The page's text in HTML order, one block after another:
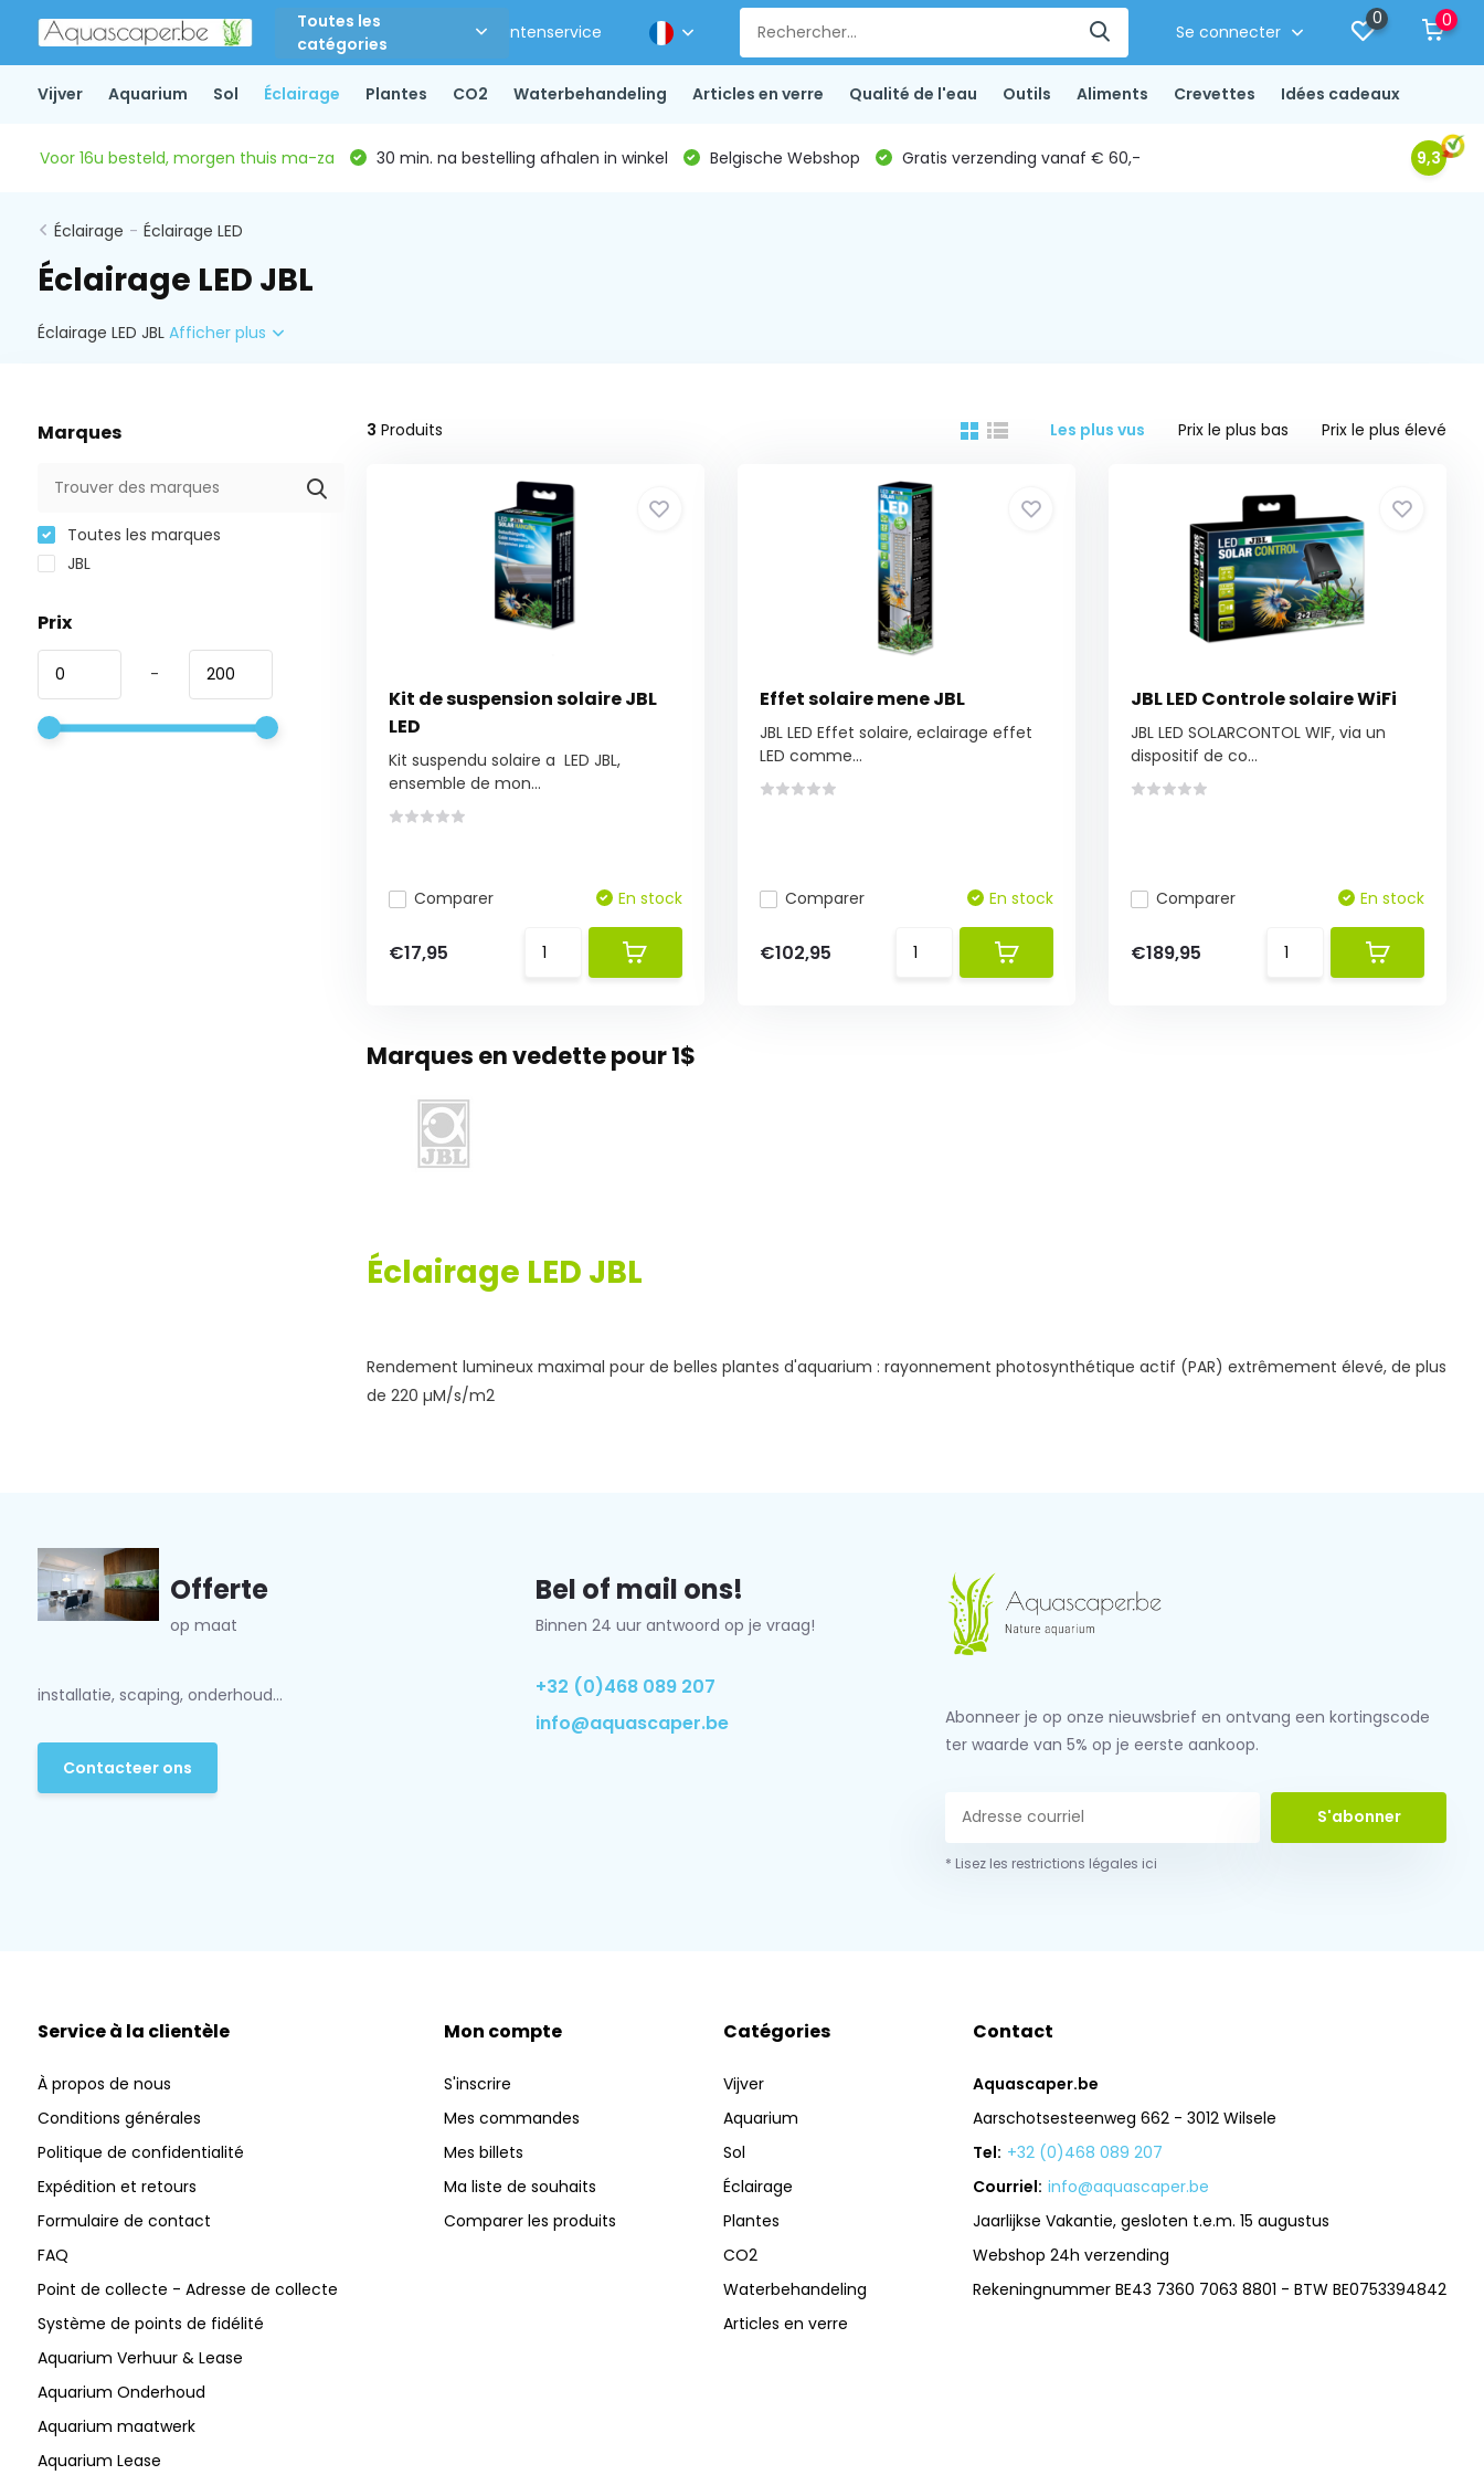
Toutes les
catégories
Klantenservice Se connecter
0 0
Vijver Aquarium Sol Éclairage Plantes CO2 Waterbehandeling Articles en verre Qualité de l'eau Outils Aliments Crevettes Idées cadeaux
Voor 16u besteld, morgen thuis ma-za 30 min. na bestelling afhalen in winkel Belgische Webshop Gratis verzending vanaf € 60,- 9,3
Éclairage - Éclairage LED
Éclairage LED JBL
Éclairage LED JBL Afficher plus
Marques
Toutes les marques
JBL
Prix
-
3 Produits Les plus vus Prix le plus bas Prix le plus élevé
Kit de suspension solaire JBL
LED
Kit suspendu solaire a LED JBL,
ensemble de mon...
Comparer En stock
€17,95
Effet solaire mene JBL
JBL LED Effet solaire, eclairage effet
LED comme...
Comparer En stock
€102,95
JBL LED Controle solaire WiFi
JBL LED SOLARCONTOL WIF, via un
dispositif de co...
Comparer En stock
€189,95
Marques en vedette pour 1$
Éclairage LED JBL
Rendement lumineux maximal pour de belles plantes d'aquarium : rayonnement photosynthétique actif (PAR) extrêmement élevé, de plus
de 220 µM/s/m2
Offerte
op maat
installatie, scaping, onderhoud...
Contacteer ons
Bel of mail ons!
Binnen 24 uur antwoord op je vraag!
+32 (0)468 089 207
info@aquascaper.be
Abonneer je op onze nieuwsbrief en ontvang een kortingscode
ter waarde van 5% op je eerste aankoop.
S'abonner
* Lisez les restrictions légales ici
Service à la clientèle
À propos de nous
Conditions générales
Politique de confidentialité
Expédition et retours
Formulaire de contact
FAQ
Point de collecte - Adresse de collecte
Système de points de fidélité
Aquarium Verhuur & Lease
Aquarium Onderhoud
Aquarium maatwerk
Aquarium Lease
Mon compte
S'inscrire
Mes commandes
Mes billets
Ma liste de souhaits
Comparer les produits
Catégories
Vijver
Aquarium
Sol
Éclairage
Plantes
CO2
Waterbehandeling
Articles en verre
Contact
Aquascaper.be
Aarschotsesteenweg 662 - 3012 Wilsele
Tel: +32 (0)468 089 207
Courriel: info@aquascaper.be
Jaarlijkse Vakantie, gesloten t.e.m. 15 augustus
Webshop 24h verzending
Rekeningnummer BE43 7360 7063 8801 - BTW BE0753394842